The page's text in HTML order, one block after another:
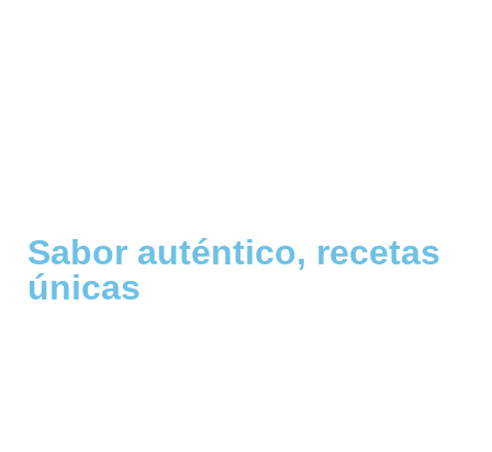
Sabor auténtico, recetas
únicas